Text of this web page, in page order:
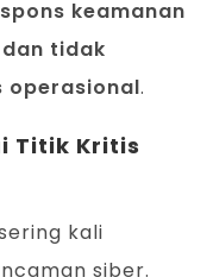
keamanan
tidak
operasional.
Titik Kritis
kali
siber.